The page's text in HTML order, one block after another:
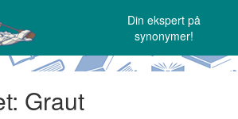
Din ekspert på
synonymer!
Graut